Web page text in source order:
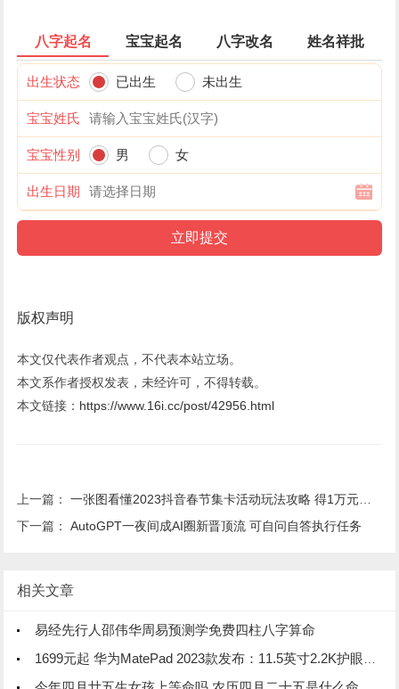
八字起名 宝宝起名 八字改名 姓名祥批
出生状态 已出生 未出生
宝宝姓氏
宝宝性别 男 女
出生日期
版权声明
本文仅代表作者观点，不代表本站立场。
本文系作者授权发表，未经许可，不得转载。
本文链接： https://www.16i.cc/post/42956.html
上一篇：一张图看懂2023抖音春节集卡活动玩法攻略 得1万元大奖
下一篇：AutoGPT一夜间成AI圈新晋顶流 可自问自答执行任务
相关文章
易经先行人邵伟华周易预测学免费四柱八字算命
1699元起 华为MatePad 2023款发布：11.5英寸2.2K护眼柔光屏